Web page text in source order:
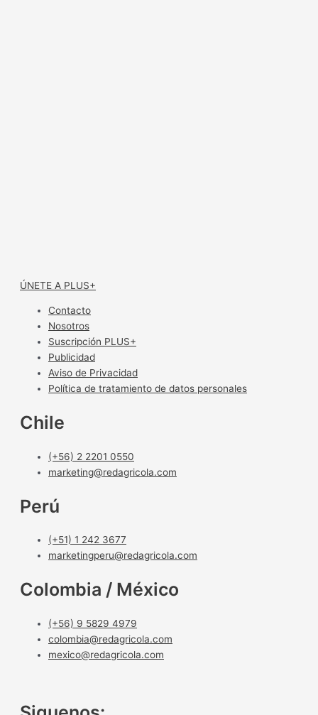
ÚNETE A PLUS+
Contacto
Nosotros
Suscripción PLUS+
Publicidad
Aviso de Privacidad
Política de tratamiento de datos personales
Chile
(+56) 2 2201 0550
marketing@redagricola.com
Perú
(+51) 1 242 3677
marketingperu@redagricola.com
Colombia / México
(+56) 9 5829 4979
colombia@redagricola.com
mexico@redagricola.com